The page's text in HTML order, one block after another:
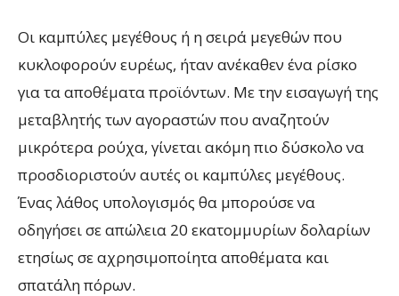
Οι καμπύλες μεγέθους ή η σειρά μεγεθών που
κυκλοφορούν ευρέως, ήταν ανέκαθεν ένα ρίσκο
για τα αποθέματα προϊόντων. Με την εισαγωγή της
μεταβλητής των αγοραστών που αναζητούν
μικρότερα ρούχα, γίνεται ακόμη πιο δύσκολο να
προσδιοριστούν αυτές οι καμπύλες μεγέθους.
Ένας λάθος υπολογισμός θα μπορούσε να
οδηγήσει σε απώλεια 20 εκατομμυρίων δολαρίων
ετησίως σε αχρησιμοποίητα αποθέματα και
σπατάλη πόρων.